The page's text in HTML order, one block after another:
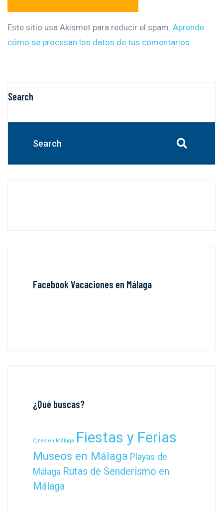
Este sitio usa Akismet para reducir el spam. Aprende
cómo se procesan los datos de tus comentarios.
Search
Facebook Vacaciones en Málaga
¿Qué buscas?
Cines en Málaga Fiestas y Ferias
Museos en Málaga Playas de
Málaga Rutas de Senderismo en
Málaga